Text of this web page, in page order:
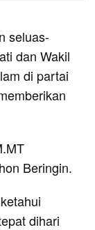
seluas-
dan Wakil
di partai
Beringin.
dihari